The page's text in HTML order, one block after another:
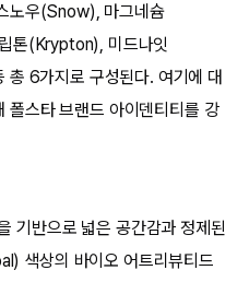
노우(Snow), 마그네슘
톤(Krypton), 미드나잇
6가지로 구성된다. 여기에 대
폴스타 브랜드 아이덴티티를 강
기반으로 넓은 공간감과 정제된
색상의 바이오 어트리뷰티드